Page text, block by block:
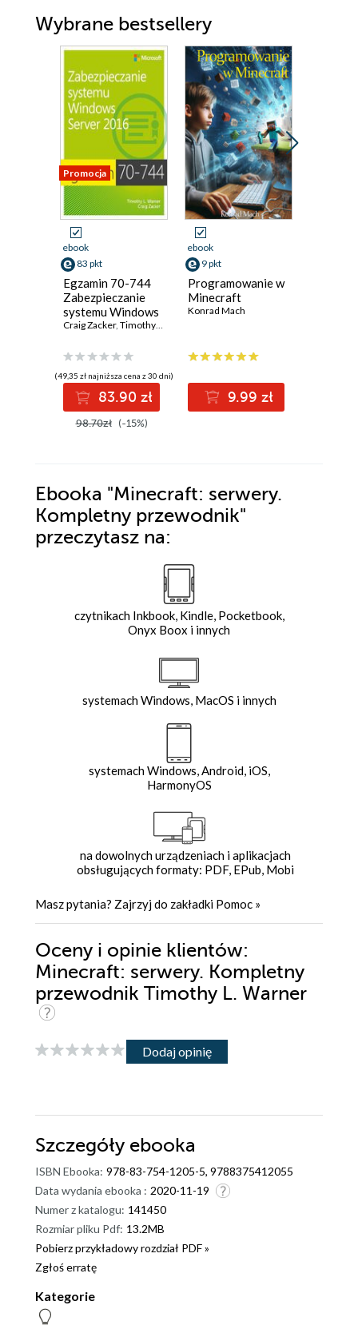
Wybrane bestsellery
Promocja
ebook
83 pkt
Egzamin 70-744
Zabezpieczanie
systemu Windows
Server 2016
Craig Zacker, Timothy L. Warner
(49,35 zł najniższa cena z 30 dni)
83.90 zł
98.70zł (-15%)
ebook
9 pkt
Programowanie w
Minecraft
Konrad Mach
9.99 zł
Ebooka "Minecraft: serwery.
Kompletny przewodnik"
przeczytasz na:
czytnikach Inkbook, Kindle, Pocketbook,
Onyx Boox i innych
systemach Windows, MacOS i innych
systemach Windows, Android, iOS,
HarmonyOS
na dowolnych urządzeniach i aplikacjach
obsługujących formaty: PDF, EPub, Mobi
Masz pytania? Zajrzyj do zakładki Pomoc »
Oceny i opinie klientów:
Minecraft: serwery. Kompletny
przewodnik Timothy L. Warner
Dodaj opinię
Szczegóły ebooka
ISBN Ebooka: 978-83-754-1205-5, 9788375412055
Data wydania ebooka : 2020-11-19
Numer z katalogu: 141450
Rozmiar pliku Pdf: 13.2MB
Pobierz przykładowy rozdział PDF »
Zgłoś erratę
Kategorie